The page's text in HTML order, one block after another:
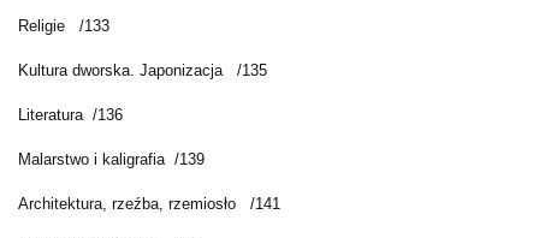
Religie /133
Kultura dworska. Japonizacja /135
Literatura /136
Malarstwo i kaligrafia /139
Architektura, rzeźba, rzemiosło /141